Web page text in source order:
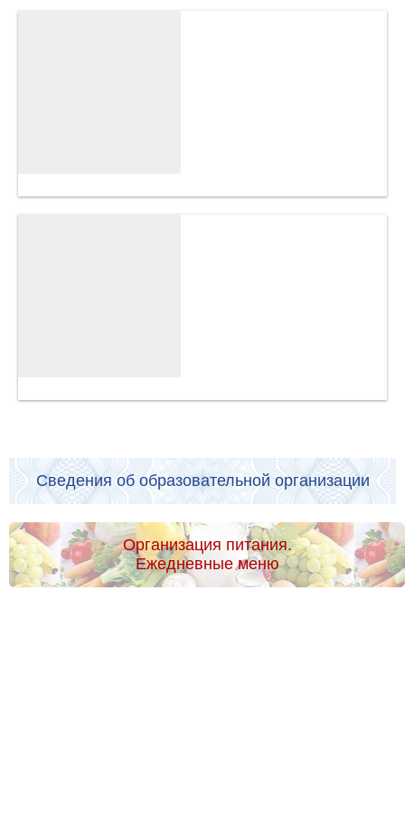
Сведения об образовательной организации
Организация питания.
Ежедневные меню